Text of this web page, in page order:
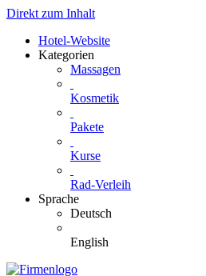
Direkt zum Inhalt
Hotel-Website
Kategorien
Massagen
Kosmetik
Pakete
Kurse
Rad-Verleih
Sprache
Deutsch
English